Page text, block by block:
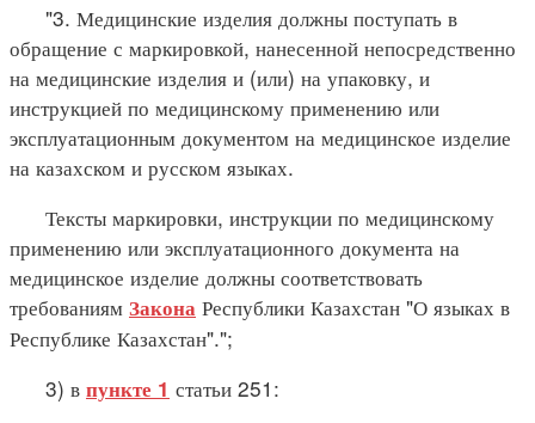
"3. Медицинские изделия должны поступать в
обращение с маркировкой, нанесенной непосредственно
на медицинские изделия и (или) на упаковку, и
инструкцией по медицинскому применению или
эксплуатационным документом на медицинское изделие
на казахском и русском языках.
Тексты маркировки, инструкции по медицинскому
применению или эксплуатационного документа на
медицинское изделие должны соответствовать
требованиям Закона Республики Казахстан "О языках в
Республике Казахстан".";
3) в пункте 1 статьи 251: